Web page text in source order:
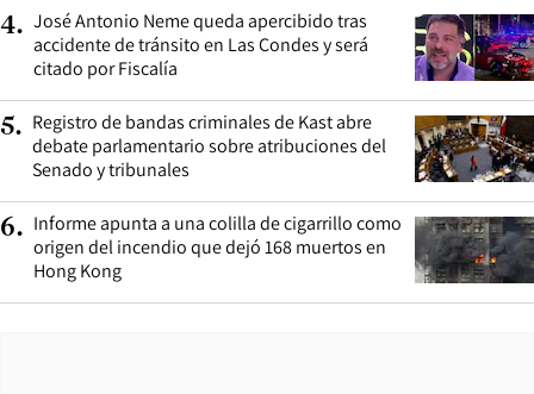
4. José Antonio Neme queda apercibido tras
accidente de tránsito en Las Condes y será
citado por Fiscalía
5. Registro de bandas criminales de Kast abre
debate parlamentario sobre atribuciones del
Senado y tribunales
6. Informe apunta a una colilla de cigarrillo como
origen del incendio que dejó 168 muertos en
Hong Kong